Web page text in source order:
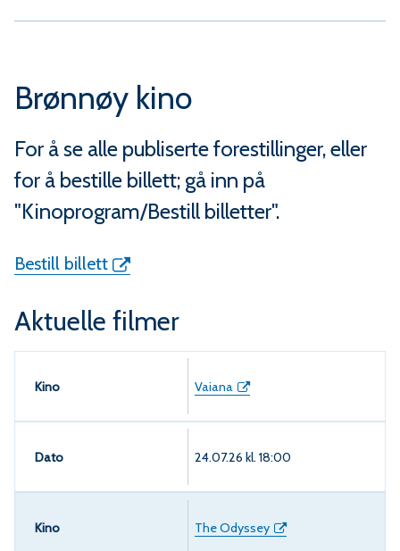
u
n
e
Brønnøy kino
For å se alle publiserte forestillinger, eller
for å bestille billett; gå inn på
"Kinoprogram/Bestill billetter".
Bestill billett
Aktuelle filmer
Dato
Vaiana
24.07.26 kl. 18:00
The Odyssey